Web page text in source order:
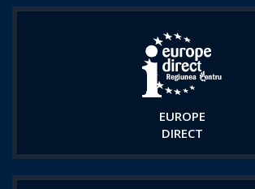
EUROPE
DIRECT